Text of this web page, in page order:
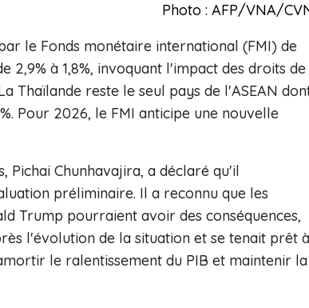
Photo : AFP/VNA/
le Fonds monétaire international (FMI) de
2,9% à 1,8%, invoquant l'impact des droits de
Thaïlande reste le seul pays de l'ASEAN
Pour 2026, le FMI anticipe une nouvelle
Pichai Chunhavajira, a déclaré qu'il
préliminaire. Il a reconnu que les
Trump pourraient avoir des conséquences,
l'évolution de la situation et se tenait prêt à
le ralentissement du PIB et maintenir la